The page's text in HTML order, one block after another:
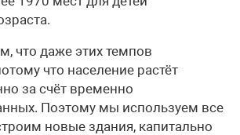
что даже этих темпов
что население растёт
за счёт временно
Поэтому мы используем все
новые здания, капитально